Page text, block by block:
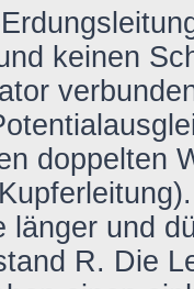
keinen
doppelten
länger und
R. Die